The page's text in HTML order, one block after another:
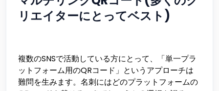
リエイターにとってベスト)
複数のSNSで活動している方にとって、「単一プラ
ットフォーム用のQRコード」というアプローチは
難問を生みます。名刺にはどのプラットフォームの